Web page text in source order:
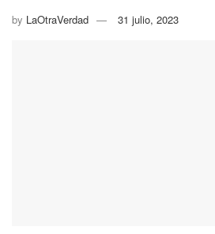
by LaOtraVerdad 31 julio, 2023